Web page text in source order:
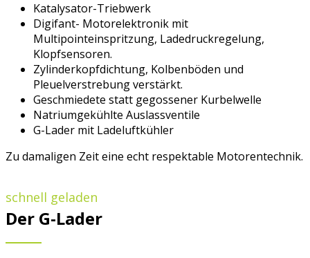
Katalysator-Triebwerk
Digifant- Motorelektronik mit
Multipointeinspritzung, Ladedruckregelung,
Klopfsensoren.
Zylinderkopfdichtung, Kolbenböden und
Pleuelverstrebung verstärkt.
Geschmiedete statt gegossener Kurbelwelle
Natriumgekühlte Auslassventile
G-Lader mit Ladeluftkühler
Zu damaligen Zeit eine echt respektable Motorentechnik.
schnell geladen
Der G-Lader